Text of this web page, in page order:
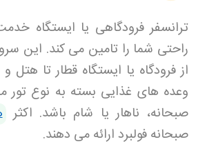
ترانسفر فرودگاهی یا ایستگاه
راحتی شما را تامین می کند. این
از فرودگاه یا ایستگاه قطار تا
وعده های غذایی بسته به نوع
صبحانه، ناهار یا شام باشد. اکثر
صبحانه فولبرد ارائه می دهند.